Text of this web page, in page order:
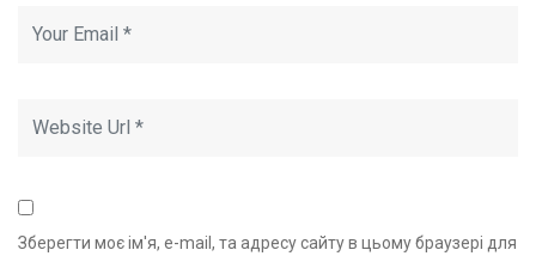
Зберегти моє ім'я, e-mail, та адресу сайту в цьому браузері для